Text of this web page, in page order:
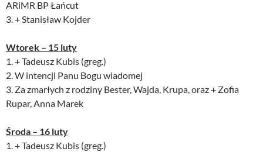
ARiMR BP Łańcut
3. + Stanisław Kojder
Wtorek – 15 luty
1. + Tadeusz Kubis (greg.)
2. W intencji Panu Bogu wiadomej
3. Za zmarłych z rodziny Bester, Wajda, Krupa, oraz + Zofia
Rupar, Anna Marek
Środa – 16 luty
1. + Tadeusz Kubis (greg.)